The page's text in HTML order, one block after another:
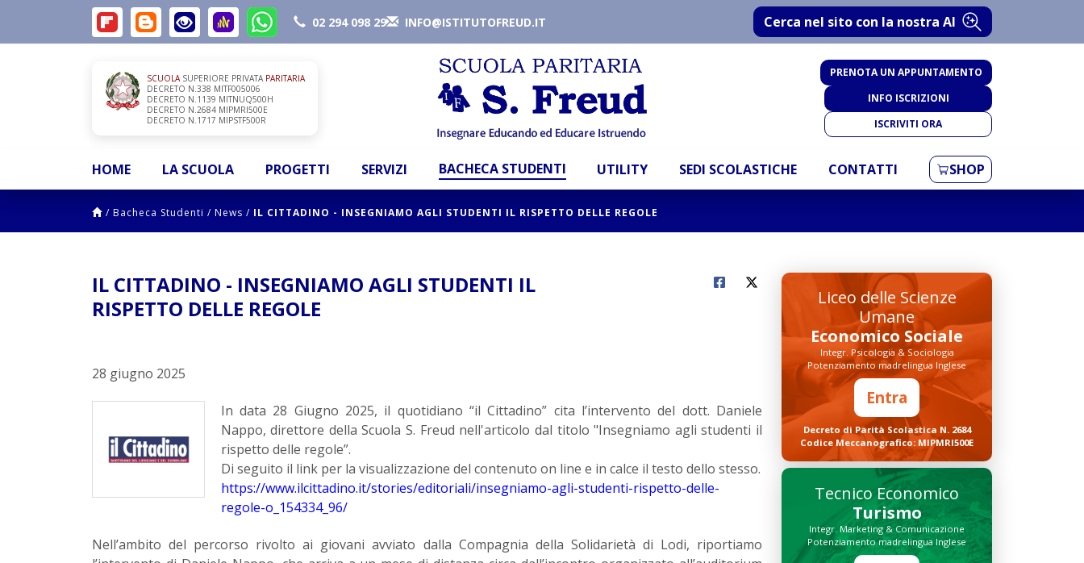
02 294 098 29 INFO@ISTITUTOFREUD.IT Cerca nel sito con la nostra AI
SCUOLASUPERIORE PRIVATA PARITARIA
DECRETO N.338 MITF005006
DECRETO N.1139 MITNUQ500H
DECRETO N.2684 MIPMRI500E
DECRETO N.1717 MIPSTF500R
PRENOTA UN APPUNTAMENTO
INFO ISCRIZIONI
ISCRIVITI ORA
HOME LA SCUOLA PROGETTI SERVIZI BACHECA STUDENTI UTILITY SEDI SCOLASTICHE CONTATTI SHOP
/ Bacheca Studenti / News / IL CITTADINO - INSEGNIAMO AGLI STUDENTI IL RISPETTO DELLE REGOLE
IL CITTADINO - INSEGNIAMO AGLI STUDENTI IL
RISPETTO DELLE REGOLE
28 giugno 2025
In data 28 Giugno 2025, il quotidiano “il Cittadino” cita l’intervento del dott. Daniele
Nappo, direttore della Scuola S. Freud nell'articolo dal titolo "Insegniamo agli studenti il
rispetto delle regole”.
Di seguito il link per la visualizzazione del contenuto on line e in calce il testo dello stesso.
https://www.ilcittadino.it/stories/editoriali/insegniamo-agli-studenti-rispetto-delle-
regole-o_154334_96/
Nell’ambito del percorso rivolto ai giovani avviato dalla Compagnia della Solidarietà di Lodi, riportiamo
Liceo delle Scienze
Umane
Economico Sociale
Integr. Psicologia & Sociologia
Potenziamento madrelingua Inglese
Entra
Decreto di Parità Scolastica N. 2684
Codice Meccanografico: MIPMRI500E
Tecnico Economico
Turismo
Integr. Marketing & Comunicazione
Potenziamento madrelingua Inglese